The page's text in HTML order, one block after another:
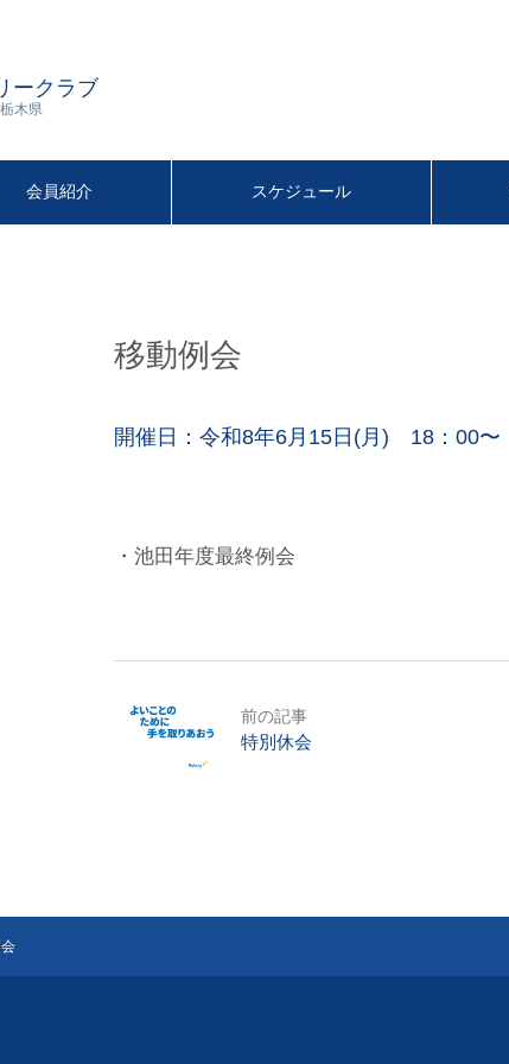
ークラブ
木県
会員紹介 スケジュール
移動例会
開催日：令和8年6月15日(月) 18：00〜
・池田年度最終例会
前の記事
特別休会